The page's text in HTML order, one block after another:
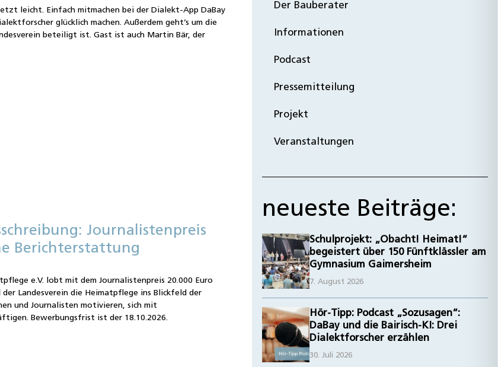
leicht. Einfach mitmachen bei der Dialekt-App DaBay
glücklich machen. Außerdem geht’s um die
beteiligt ist. Gast ist auch Martin Bär, der
Journalistenpreis
Berichterstattung
e.V. lobt mit dem Journalistenpreis 20.000 Euro
Landesverein die Heimatpflege ins Blickfeld der
und Journalisten motivieren, sich mit
Bewerbungsfrist ist der 18.10.2026.
Der Bauberater
Informationen
Podcast
Pressemitteilung
Projekt
Veranstaltungen
neueste Beiträge:
Schulprojekt: „Obacht! Heimat!“
begeistert über 150 Fünftklässler am
Gymnasium Gaimersheim
7. August 2026
Hör-Tipp: Podcast „Sozusagen“:
DaBay und die Bairisch-KI: Drei
Dialektforscher erzählen
30. Juli 2026